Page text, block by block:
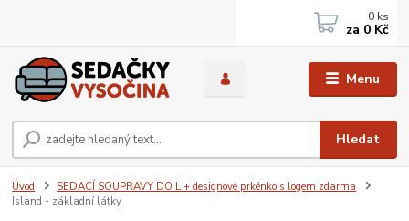
Menu
Hledat
0 ks
za 0 Kč
Úvod
SEDACÍ SOUPRAVY DO L + designové prkénko s logem zdarma
Island - základní látky